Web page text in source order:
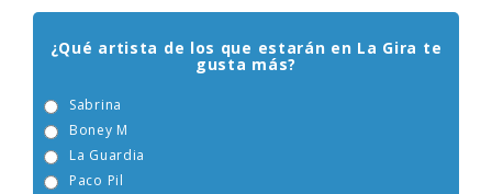
¿Qué artista de los que estarán en La Gira te
gusta más?
Sabrina
Boney M
La Guardia
Paco Pil